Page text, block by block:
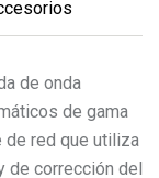
de onda
de gama
de red que utiliza
de corrección del